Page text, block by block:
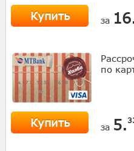
Купить за
по
Купить за 5.